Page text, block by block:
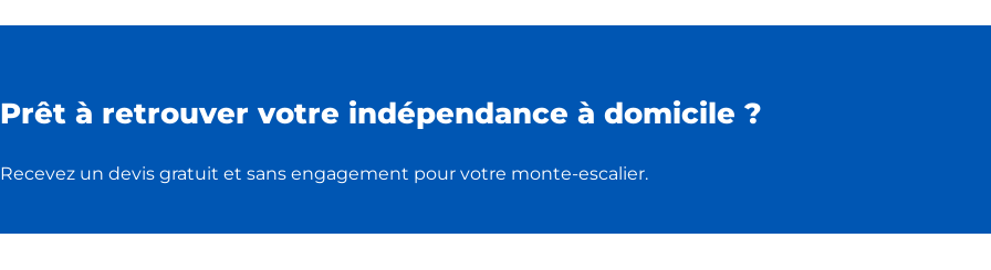
Prêt à retrouver votre indépendance à domicile ?
Recevez un devis gratuit et sans engagement pour votre monte-escalier.